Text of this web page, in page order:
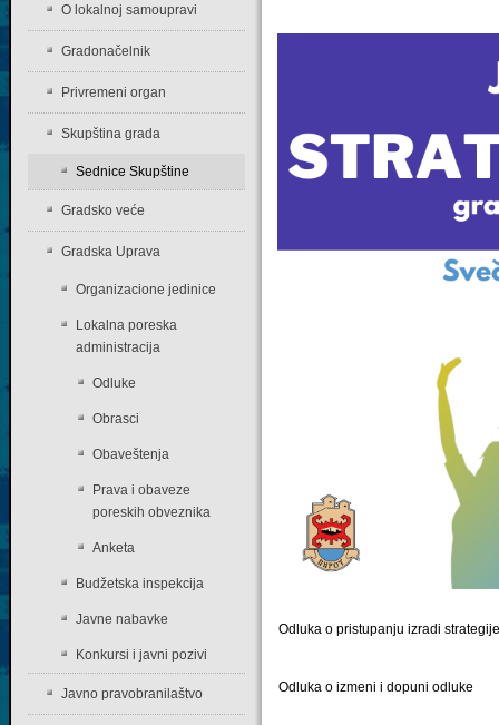
Odluka o pristupanju izradi
Odluka o izmeni i dopuni odluke
O lokalnoj samoupravi
Gradonačelnik
Privremeni organ
Skupština grada
Sednice Skupštine
Gradsko veće
Gradska Uprava
Organizacione jedinice
Lokalna poreska
administracija
Odluke
Obrasci
Obaveštenja
Prava i obaveze
poreskih obveznika
Anketa
Budžetska inspekcija
Javne nabavke
Konkursi i javni pozivi
Javno pravobranilaštvo